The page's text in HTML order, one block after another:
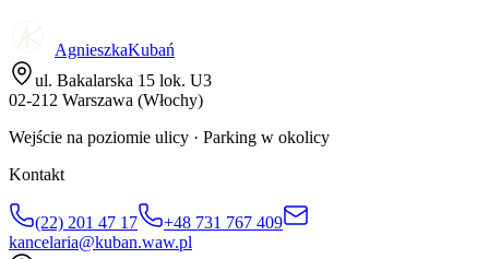
AgnieszkaKubań
ul. Bakalarska 15 lok. U3
02-212 Warszawa (Włochy)
Wejście na poziomie ulicy · Parking w okolicy
Kontakt
(22) 201 47 17
+48 731 767 409
kancelaria@kuban.waw.pl